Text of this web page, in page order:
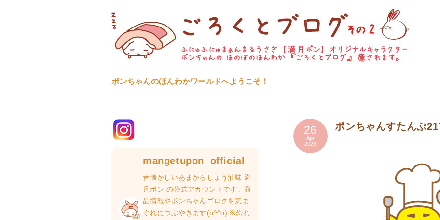
ポンちゃんのほんわかワールドへようこそ！
26
Apr
2023
ポンちゃんすたんぷ
mangetupon_official
昔懐かしいあまからしょう油味 満
月ポン の公式アカウントです。商
品情報やポンちゃんゴロクを気ま
ぐれにつぶやきます(o^^o) ※恐れ